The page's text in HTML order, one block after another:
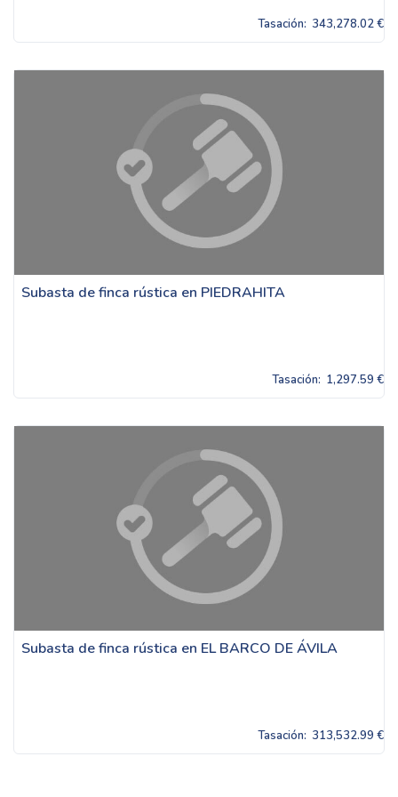
Tasación: 343,278.02 €
Subasta de finca rústica en PIEDRAHITA
Tasación: 1,297.59 €
Subasta de finca rústica en EL BARCO DE ÁVILA
Tasación: 313,532.99 €